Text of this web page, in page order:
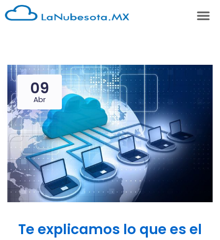
09
Abr
Te explicamos lo que es el